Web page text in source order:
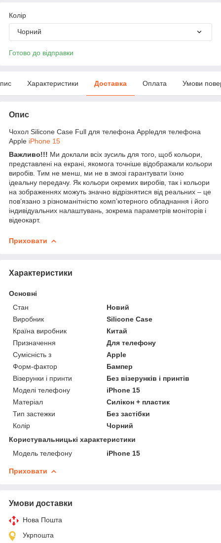
Колір
Чорний
Готово до відправки
Характеристики Доставка Оплата Умови
Опис
Чохол Silicone Case Full для телефона Appleдля телефона
Apple iPhone 15
Важливо!!! Ми доклали всіх зусиль для того, щоб кольори,
представлені на екрані, якомога точніше відображали кольори
виробів. Тим не менш, ми не в змозі гарантувати їхню
ідеальну передачу. Як кольори окремих виробів, так і кольори
на зображеннях можуть значно відрізнятися від реальних – це
пов’язано з різноманітністю комп’ютерного обладнання і його
індивідуальних налаштувань, зокрема параметрів моніторів і
відеокарт.
Приховати
Характеристики
Основні
Стан
Новий
Виробник
Silicone Case
Країна виробник
Китай
Призначення
Для телефону
Сумісність з
Apple
Форм-фактор
Бампер
Візерунки і принти
Без візерунків і принтів
Моделі телефону
iPhone 15
Матеріал
Силікон + пластик
Тип застежки
Без застібки
Колір
Чорний
Користувальницькі характеристики
Модель телефону
iPhone 15
Приховати
Умови доставки
Нова Пошта
Укрпошта